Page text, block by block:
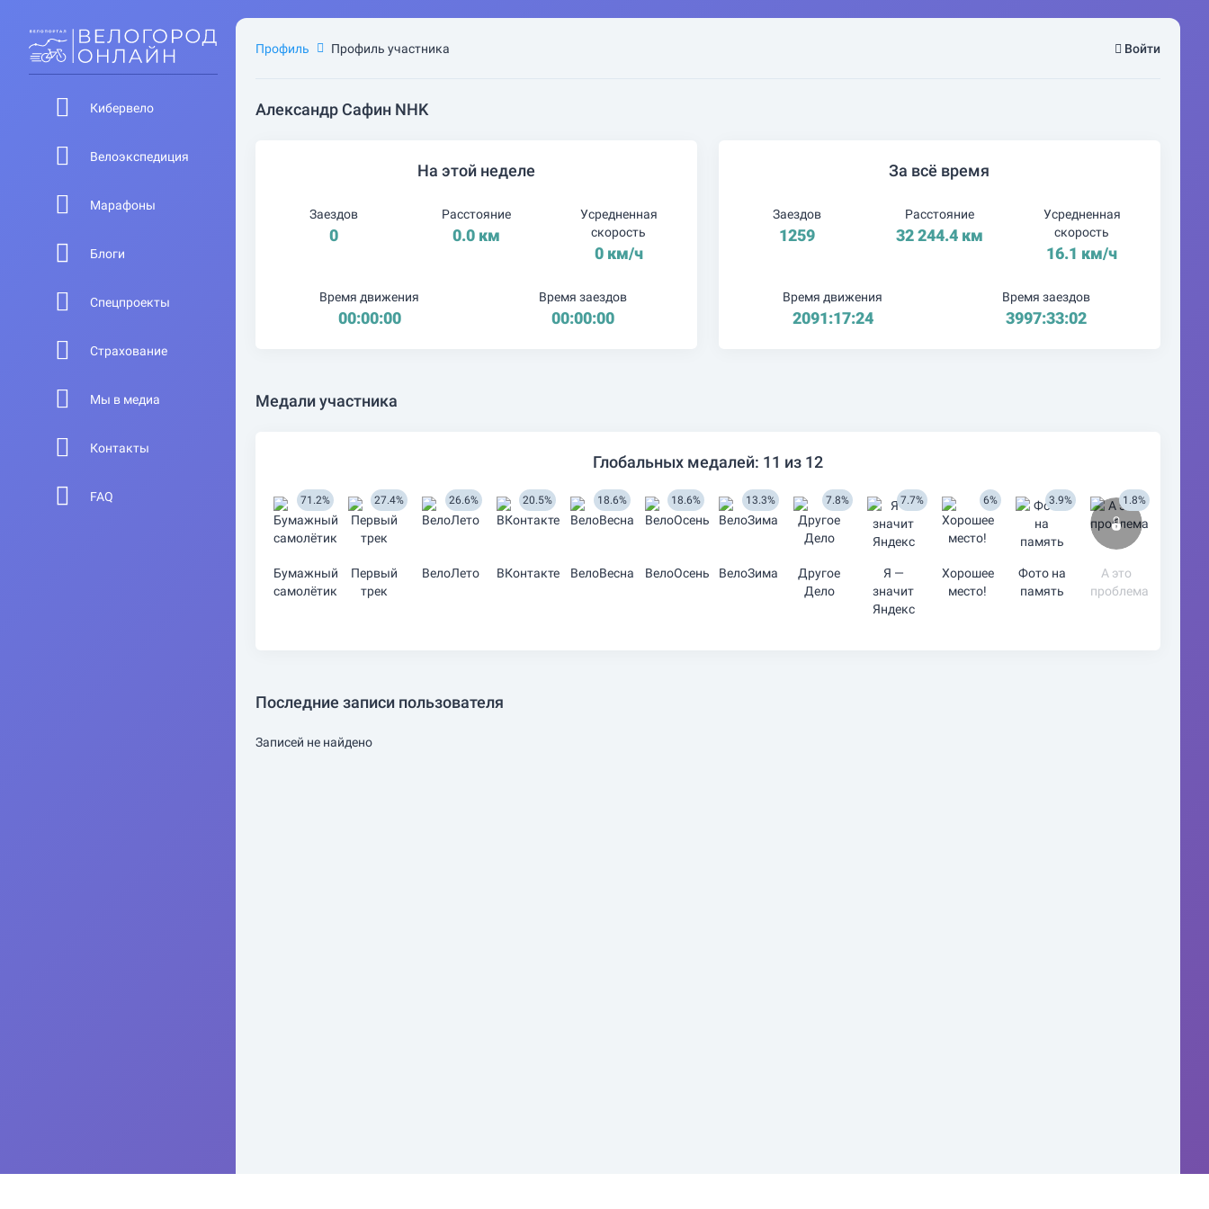
Кибервело
Велоэкспедиция
Марафоны
Блоги
Спецпроекты
Страхование
Мы в медиа
Контакты
FAQ
Профиль Профиль участника Войти
Александр Сафин NHK
На этой неделе
Заездов
0
Расстояние
0.0 км
Усредненная
скорость
0 км/ч
Время движения
00:00:00
Время заездов
00:00:00
За всё время
Заездов
1259
Расстояние
32 244.4 км
Усредненная
скорость
16.1 км/ч
Время движения
2091:17:24
Время заездов
3997:33:02
Медали участника
Глобальных медалей: 11 из 12
Бумажный
самолётик
71.2%
Первый
трек
27.4%
ВелоЛето
26.6%
ВКонтакте
20.5%
ВелоВесна
18.6%
ВелоОсень
18.6%
ВелоЗима
13.3%
Другое
Дело
7.8%
Я —
значит
Яндекс
7.7%
Хорошее
место!
6%
Фото на
память
3.9%
А это
проблема
1.8%
Последние записи пользователя
Записей не найдено